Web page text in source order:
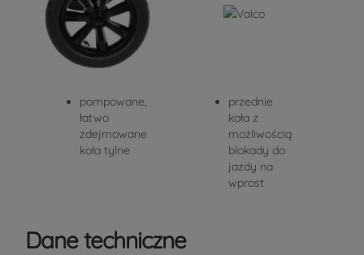
pompowane,
łatwo
zdejmowane
koła tylne
przednie
koła z
możliwością
blokady do
jazdy na
wprost
Dane techniczne